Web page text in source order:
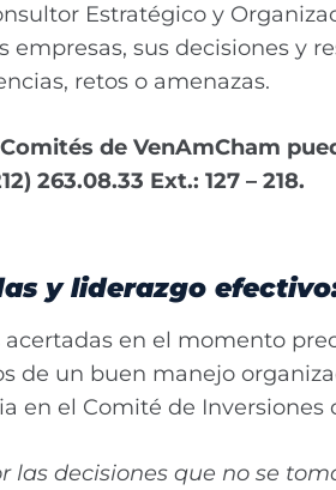
Estratégico y
empresas, sus decisiones y
retos o amenazas.
de VenAmCham
263.08.33 Ext.: 127 – 218.
y liderazgo
en el momento
de un buen manejo
en el Comité de Inversiones
las decisiones que no se